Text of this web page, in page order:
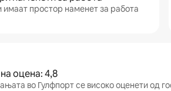
имаат простор наменет за работа
оцена: 4,8
во Гулфпорт се високо оценети од